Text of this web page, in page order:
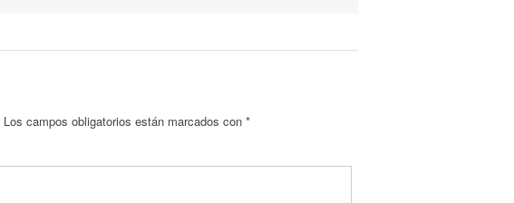
Los campos obligatorios están marcados con *